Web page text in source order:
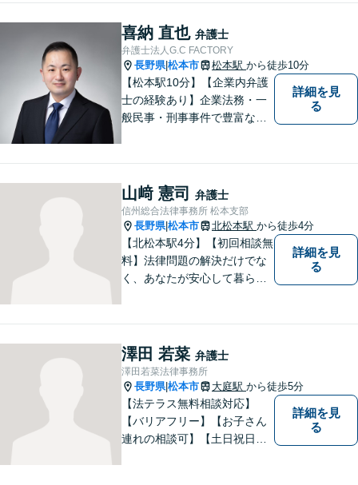
対応を心がけております。お
忙しい方もお気軽にご相談く
ださい。
喜納 直也 弁護士
弁護士法人G.C FACTORY
長野県|松本市 松本駅 から徒歩10分
【松本駅10分】【企業内弁護
士の経験あり】企業法務・一
般民事・刑事事件で豊富な実
供します。
詳細を見
る
山﨑 憲司 弁護士
信州総合法律事務所 松本支部
長野県|松本市 北松本駅 から徒歩4分
【北松本駅4分】【初回相談無
料】法律問題の解決だけでな
く、あなたが安心して暮らせ
せください。お気持ちに寄り
添い、より良い選択ができる
よう全力を尽くします。【法
テラス利用可】
詳細を見
る
澤田 若菜 弁護士
澤田若菜法律事務所
長野県|松本市 大庭駅 から徒歩5分
【法テラス無料相談対応】
【バリアフリー】【お子さん
連れの相談可】【土日祝日応
詳細を見
る